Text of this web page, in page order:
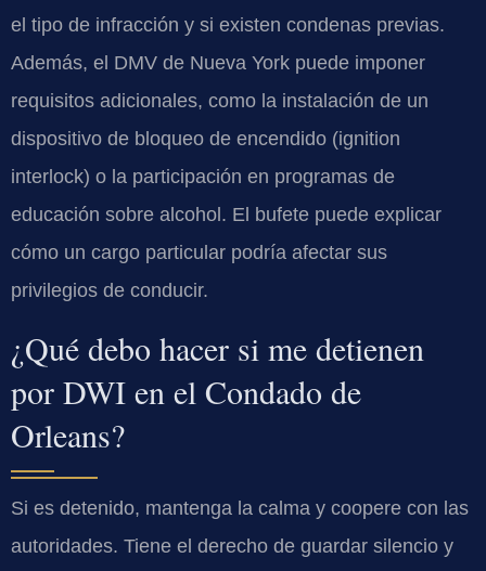
el tipo de infracción y si existen condenas previas.
Además, el DMV de Nueva York puede imponer
requisitos adicionales, como la instalación de un
dispositivo de bloqueo de encendido (ignition
interlock) o la participación en programas de
educación sobre alcohol. El bufete puede explicar
cómo un cargo particular podría afectar sus
privilegios de conducir.
¿Qué debo hacer si me detienen
por DWI en el Condado de
Orleans?
Si es detenido, mantenga la calma y coopere con las
autoridades. Tiene el derecho de guardar silencio y